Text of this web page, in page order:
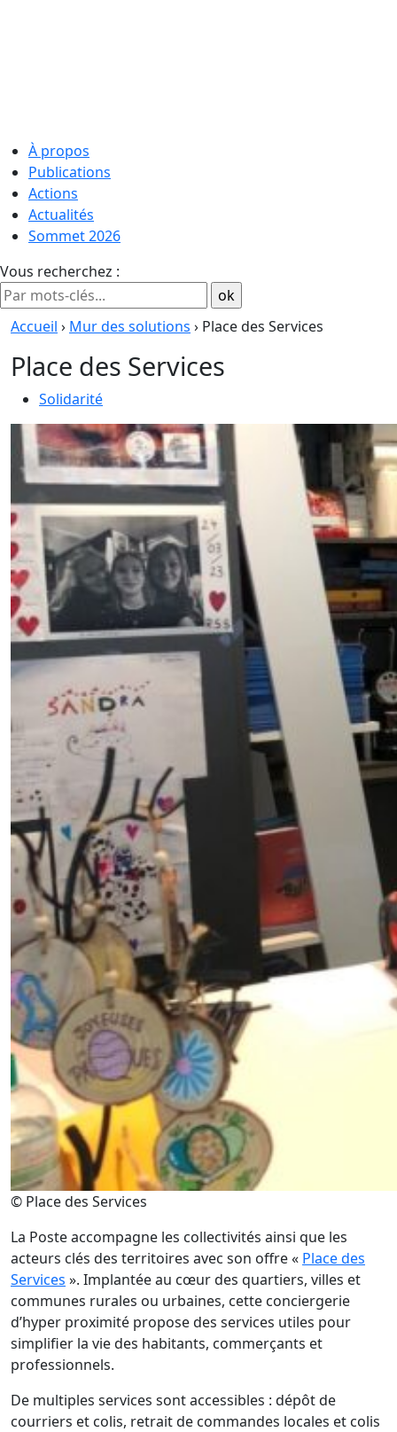
À propos
Publications
Actions
Actualités
Sommet 2026
Vous recherchez :
Accueil › Mur des solutions › Place des Services
Place des Services
Solidarité
© Place des Services
La Poste accompagne les collectivités ainsi que les
acteurs clés des territoires avec son offre « Place des
Services ». Implantée au cœur des quartiers, villes et
communes rurales ou urbaines, cette conciergerie
d’hyper proximité propose des services utiles pour
simplifier la vie des habitants, commerçants et
professionnels.
De multiples services sont accessibles : dépôt de
courriers et colis, retrait de commandes locales et colis